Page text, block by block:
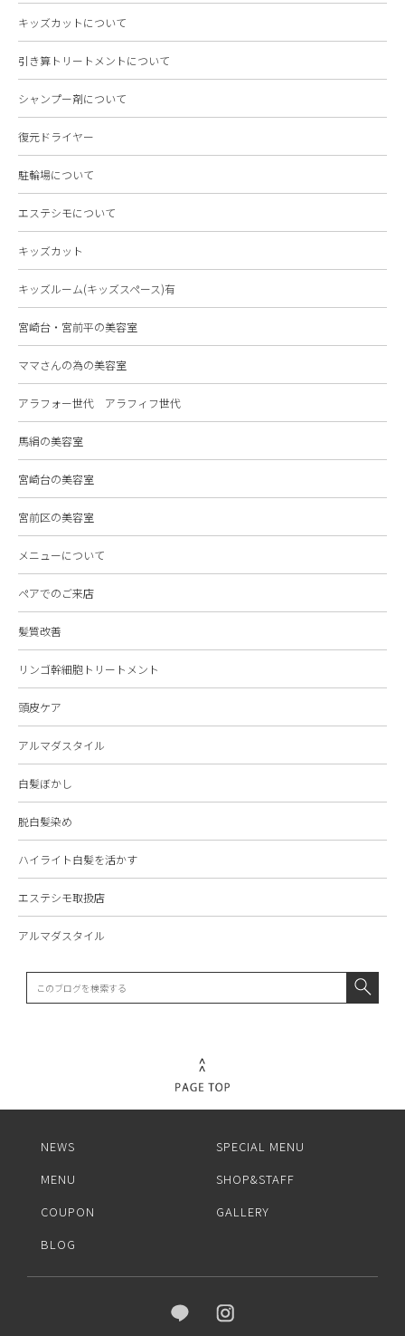
キッズカットについて
引き算トリートメントについて
シャンプー剤について
復元ドライヤー
駐輪場について
エステシモについて
キッズカット
キッズルーム(キッズスペース)有
宮崎台・宮前平の美容室
ママさんの為の美容室
アラフォー世代 アラフィフ世代
馬絹の美容室
宮崎台の美容室
宮前区の美容室
メニューについて
ペアでのご来店
髪質改善
リンゴ幹細胞トリートメント
頭皮ケア
アルマダスタイル
白髪ぼかし
脱白髪染め
ハイライト白髪を活かす
エステシモ取扱店
アルマダスタイル
NEWS
SPECIAL MENU
MENU
SHOP&STAFF
COUPON
GALLERY
BLOG